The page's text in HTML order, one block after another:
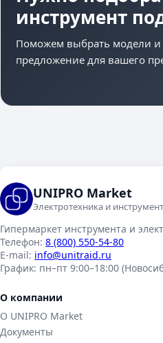
инструмент
Поможем выбрать модели и
предложение для вашего
UNIPRO Market
Электротехника и инструмент
Гипермаркет инструмента и
Телефон: 8 (800) 550-54-80
E-mail: info@unitraid.ru
График: пн–пт 9:00–18:00
О компании
О UNIPRO Market
Документы